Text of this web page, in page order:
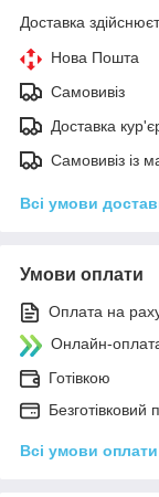
Доставка
Нова Пошта
Самовивіз
Доставка
Самовивіз із
Всі умови
Умови оплати
Оплата на
Онлайн-
Готівкою
Безготівковий
Всі умови оплати